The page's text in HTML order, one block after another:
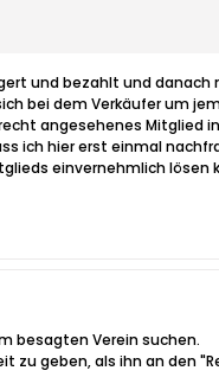
und bezahlt und
bei dem Verkäufer um
angesehenes Mitglied
ich hier erst einmal
einvernehmlich lösen
besagten Verein suchen.
zu geben, als ihn an den